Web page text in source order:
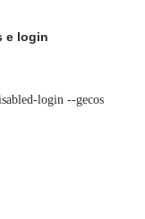
e login
login --gecos